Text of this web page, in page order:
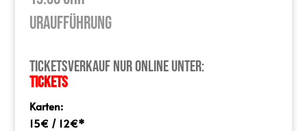
Uraufführung
Ticketsverkauf nur Online unter:
Tickets
Karten:
15€ / 12€*